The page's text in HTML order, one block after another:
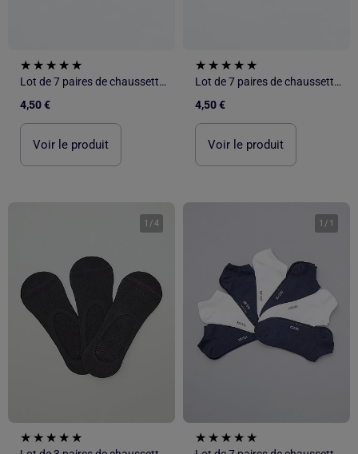
Lot de 7 paires de chaussettes invisibles
4,50 €
Voir le produit
Lot de 7 paires de chaussettes invisibles
4,50 €
Voir le produit
1 /4 1 / 1